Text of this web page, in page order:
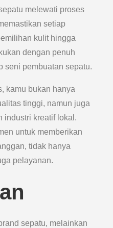
melewati proses
setiap
kulit hingga
dengan penuh
seni pembuatan sepatu.
kamu bukan hanya
tinggi, namun juga
industri kreatif lokal.
untuk memberikan
tidak hanya
pelayanan.
sepatu, melainkan